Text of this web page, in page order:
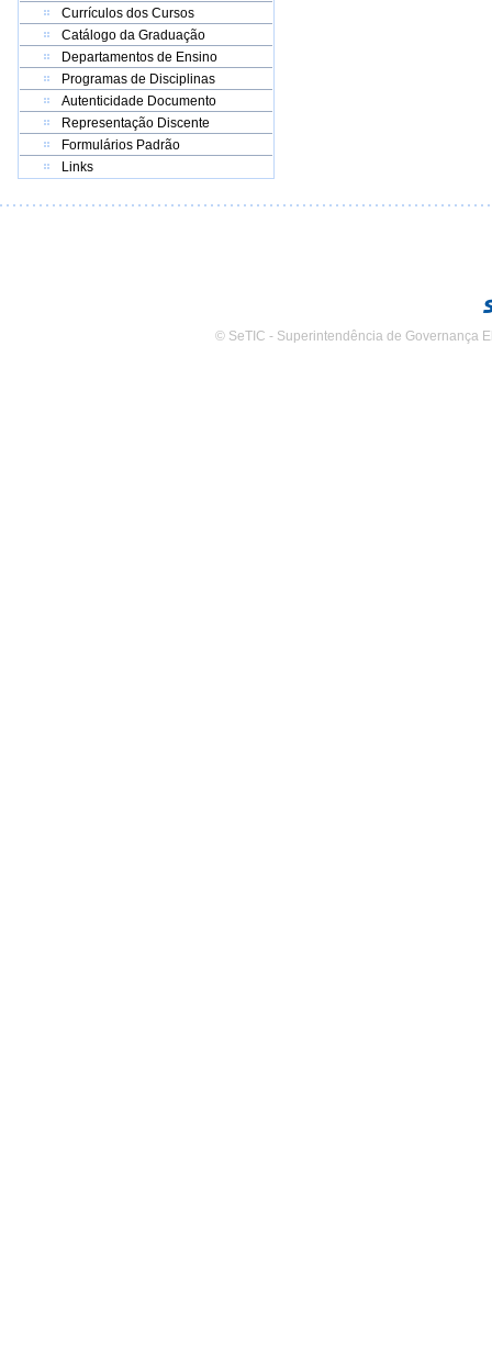
Currículos dos Cursos
Catálogo da Graduação
Departamentos de Ensino
Programas de Disciplinas
Autenticidade Documento
Representação Discente
Formulários Padrão
Links
© SeTIC - Superintendência de Governança